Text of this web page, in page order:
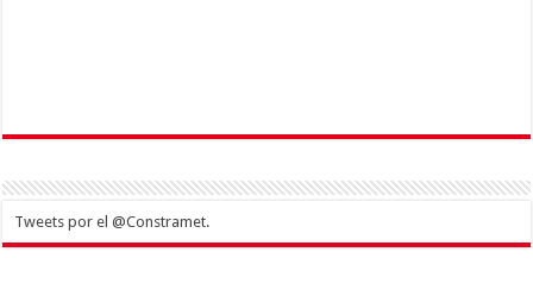
Tweets por el @Constramet.